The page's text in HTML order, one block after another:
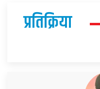
प्रतिक्रिया